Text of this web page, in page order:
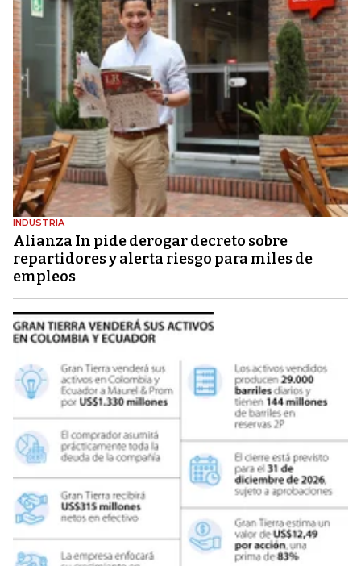
INDUSTRIA
Alianza In pide derogar decreto sobre
repartidores y alerta riesgo para miles de
empleos